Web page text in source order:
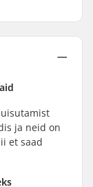
ja neid on
et saad